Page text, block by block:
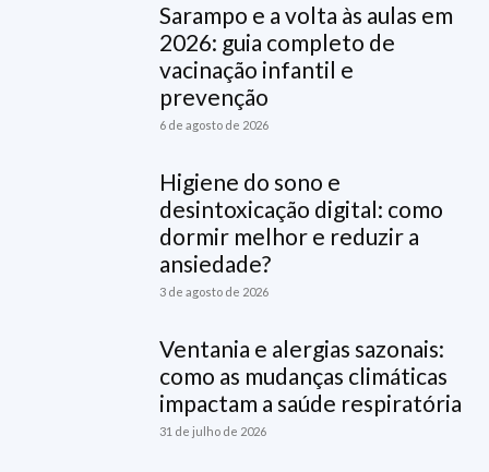
Sarampo e a volta às aulas em
2026: guia completo de
vacinação infantil e
prevenção
6 de agosto de 2026
Higiene do sono e
desintoxicação digital: como
dormir melhor e reduzir a
ansiedade?
3 de agosto de 2026
Ventania e alergias sazonais:
como as mudanças climáticas
impactam a saúde respiratória
31 de julho de 2026